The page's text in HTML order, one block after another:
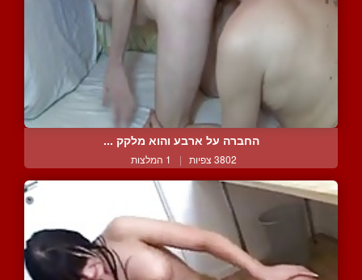
החברה על ארבע והוא מלקק ...
3802 צפיות | 1 המלצות